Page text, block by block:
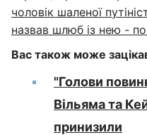
чоловік шаленої
назвав шлюб із нею -
Вас також може
"Голови
Вільяма та
принизили